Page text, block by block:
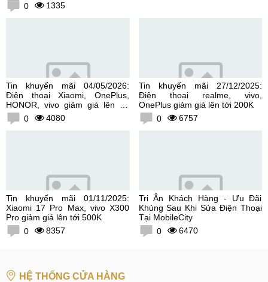
0 1335
Tin khuyến mãi 04/05/2026:
Điện thoại Xiaomi, OnePlus,
HONOR, vivo giảm giá lên tới
300K0 4080
Tin khuyến mãi 27/12/2025:
Điện thoại realme, vivo,
OnePlus giảm giá lên tới 200K
0
6757
Tin khuyến mãi 01/11/2025:
Xiaomi 17 Pro Max, vivo X300
Pro giảm giá lên tới 500K
0
8357
Tri Ân Khách Hàng - Ưu Đãi
Khủng Sau Khi Sửa Điện Thoại
Tại MobileCity
0
6470
HỆ THỐNG CỬA HÀNG